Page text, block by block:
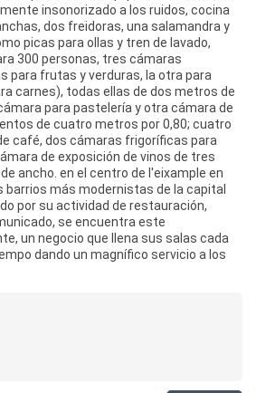
insonorizado a los ruidos, cocina
dos freidoras, una salamandra y
picas para ollas y tren de lavado,
300 personas, tres cámaras
para frutas y verduras, la otra para
carnes), todas ellas de dos metros de
para pastelería y otra cámara de
de cuatro metros por 0,80; cuatro
café, dos cámaras frigoríficas para
de exposición de vinos de tres
ancho. en el centro de l'eixample en
barrios más modernistas de la capital
por su actividad de restauración,
se encuentra este
un negocio que llena sus salas cada
dando un magnífico servicio a los